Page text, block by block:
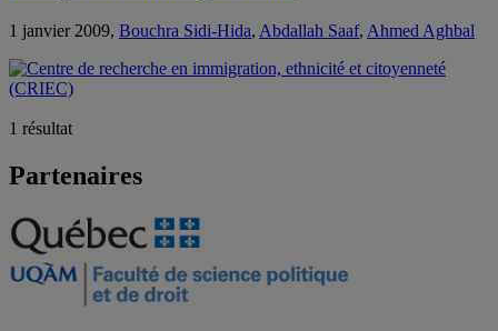
1 janvier 2009, Bouchra Sidi-Hida, Abdallah Saaf, Ahmed Aghbal
1 résultat
Partenaires